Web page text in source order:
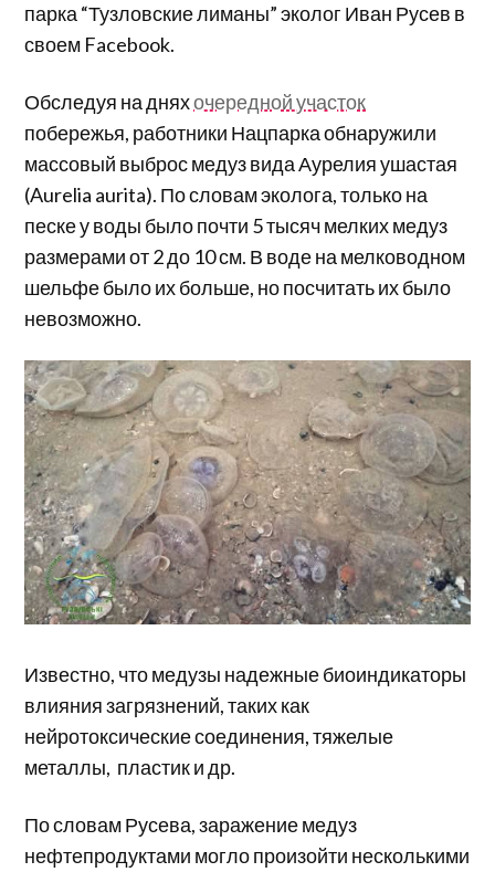
парка “Тузловские лиманы” эколог Иван Русев в
своем Facebook.
Обследуя на дняхочередной участок
побережья, работники Нацпарка обнаружили
массовый выброс медуз вида Аурелия ушастая
(Aurelia aurita). По словам эколога, только на
песке у воды было почти 5 тысяч мелких медуз
размерами от 2 до 10 см. В воде на мелководном
шельфе было их больше, но посчитать их было
невозможно.
Известно, что медузы надежные биоиндикаторы
влияния загрязнений, таких как
нейротоксические соединения, тяжелые
металлы, пластик и др.
По словам Русева, заражение медуз
нефтепродуктами могло произойти несколькими